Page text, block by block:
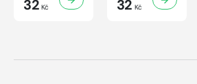
32 Kč 32 Kč